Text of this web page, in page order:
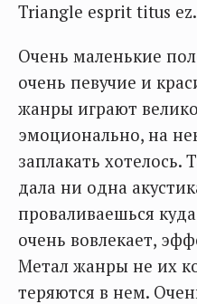
Triangle esprit titus ez.
Очень маленькие
очень певучие и
жанры играют
эмоционально, на
заплакать хотелось.
дала ни одна
проваливаешься
очень вовлекает,
Метал жанры не их
теряются в нем.